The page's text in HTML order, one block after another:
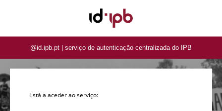
@id.ipb.pt | serviço de autenticação centralizada do IPB
Está a aceder ao serviço: